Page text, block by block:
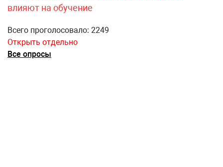
влияют на обучение
Всего проголосовало: 2249
Открыть отдельно
Все опросы